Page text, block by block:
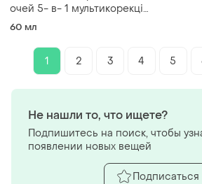
очей 5- в- 1 мультикорекція
59ml
60 мл
1 2 3 4 5
Не нашли то, что ищете?
Подпишитесь на поиск, чтобы
появлении новых вещей
Подписаться